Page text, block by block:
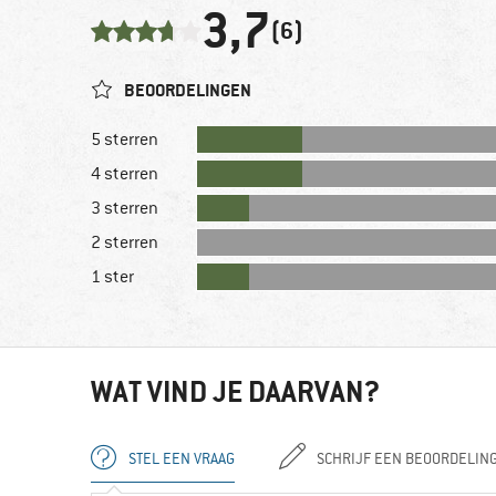
3,7(6)
BEOORDELINGEN
5 sterren
4 sterren
3 sterren
2 sterren
1 ster
WAT VIND JE DAARVAN?
STEL EEN VRAAG SCHRIJF EEN